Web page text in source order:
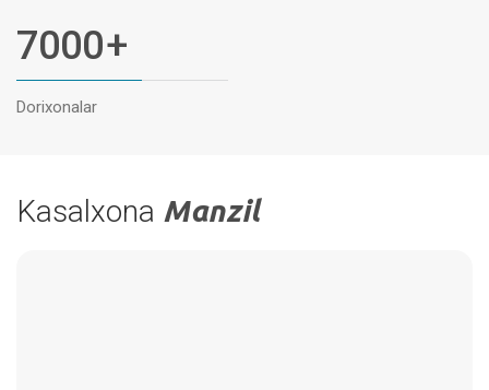
7000+
Dorixonalar
Kasalxona Manzil